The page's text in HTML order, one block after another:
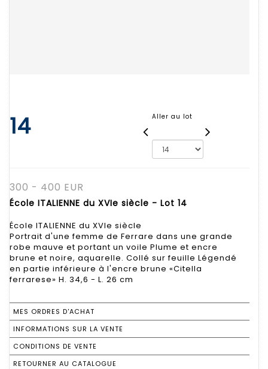
14 Aller au lot
300 - 400 EUR
École ITALIENNE du XVIe siècle - Lot 14
École ITALIENNE du XVIe siècle
Portrait d'une femme de Ferrare dans une grande
robe mauve et portant un voile Plume et encre
brune et noire, aquarelle. Collé sur feuille Légendé
en partie inférieure à l'encre brune «Citella
ferrarese» H. 34,6 - L. 26 cm
MES ORDRES D'ACHAT
INFORMATIONS SUR LA VENTE
CONDITIONS DE VENTE
RETOURNER AU CATALOGUE